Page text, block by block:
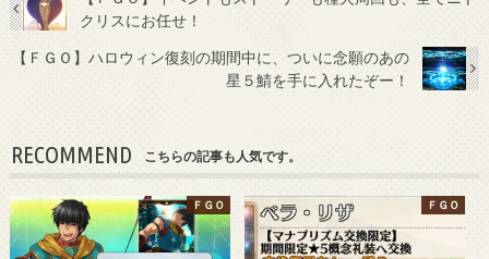
クリスにお任せ！
【ＦＧＯ】ハロウィン復刻の期間中に、ついに念願のあの
星５鯖を手に入れたぞー！
RECOMMEND こちらの記事も人気です。
ＦＧＯ ＦＧＯ